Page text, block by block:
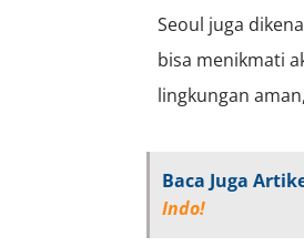
Seoul juga
bisa menikmati
lingkungan
Baca Juga
Indo!